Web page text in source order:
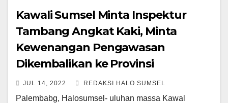
Kawali Sumsel Minta Inspektur
Tambang Angkat Kaki, Minta
Kewenangan Pengawasan
Dikembalikan ke Provinsi
JUL 14, 2022 REDAKSI HALO SUMSEL
Palembabg, Halosumsel- uluhan massa Kawal